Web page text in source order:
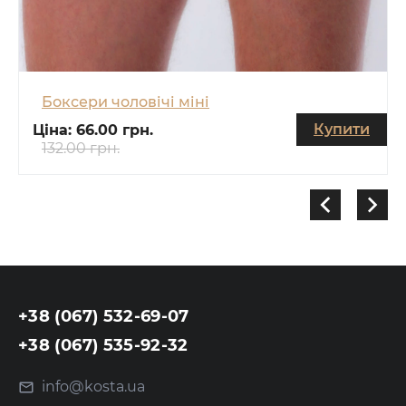
Боксери чоловічі міні
Ціна: 66.00 грн.
132.00 грн.
Купити
+38 (067) 532-69-07
+38 (067) 535-92-32
info@kosta.ua